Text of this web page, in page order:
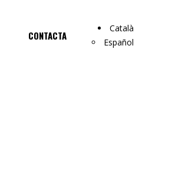
CONTACTA
Català
Español